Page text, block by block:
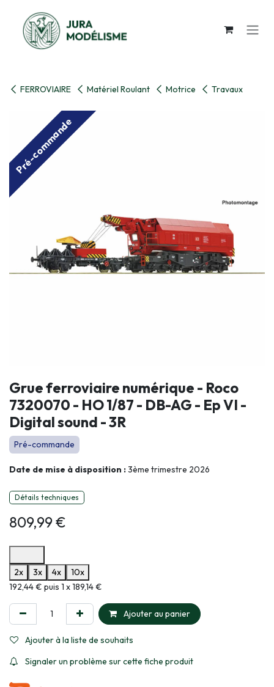
FERROVIAIRE Matériel Roulant Motrice Travaux
Pré-commande
Grue ferroviaire numérique - Roco
7320070 - HO 1/87 - DB-AG - Ep VI -
Digital sound - 3R
Pré-commande
Date de mise à disposition :3ème trimestre 2026
Détails techniques
809,99€
2x
3x 4x
10x
Informations sur le plan de paiement sélectionné
192,44 € puis 1 x 189,14 €
Ajouter au panier
Ajouter à la liste de souhaits
Signaler un problème sur cette fiche produit